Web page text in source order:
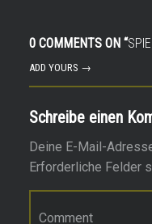
0 COMMENTS ON “
ADD YOURS →
Schreibe einen
Deine E-Mail-
Erforderliche Felder